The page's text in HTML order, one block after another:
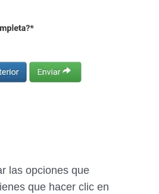
las opciones que
que hacer clic en